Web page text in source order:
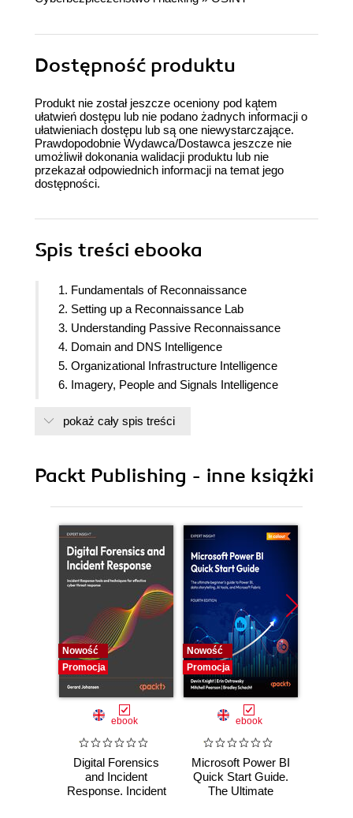
Dostępność produktu
Produkt nie został jeszcze oceniony pod kątem
ułatwień dostępu lub nie podano żadnych informacji o
ułatwieniach dostępu lub są one niewystarczające.
Prawdopodobnie Wydawca/Dostawca jeszcze nie
umożliwił dokonania walidacji produktu lub nie
przekazał odpowiednich informacji na temat jego
dostępności.
Spis treści ebooka
1. Fundamentals of Reconnaissance
2. Setting up a Reconnaissance Lab
3. Understanding Passive Reconnaissance
4. Domain and DNS Intelligence
5. Organizational Infrastructure Intelligence
6. Imagery, People and Signals Intelligence
8. Performing Vulnerability Assessments
Systems
pokaż cały spis treści
Packt Publishing - inne książki
Nowość
Promocja
ebook
Digital Forensics
and Incident
Response. Incident
Nowość
Promocja
ebook
Microsoft Power BI
Quick Start Guide.
The Ultimate